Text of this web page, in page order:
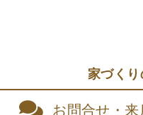
家づく
お問合せ・